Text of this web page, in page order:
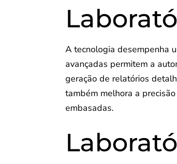
A tecnologia desempenha
avançadas permitem a
geração de relatórios
também melhora a
embasadas.